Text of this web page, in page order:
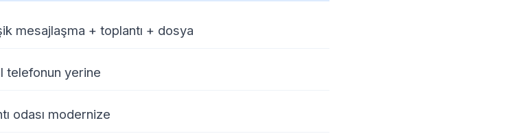
mesajlaşma + toplantı + dosya
telefonun yerine
odası modernize